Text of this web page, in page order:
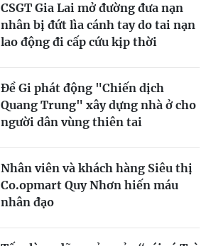
CSGT Gia Lai mở đường đưa nạn
nhân bị đứt lìa cánh tay do tai nạn
lao động đi cấp cứu kịp thời
Đề Gi phát động "Chiến dịch
Quang Trung" xây dựng nhà ở cho
người dân vùng thiên tai
Nhân viên và khách hàng Siêu thị
Co.opmart Quy Nhơn hiến máu
nhân đạo